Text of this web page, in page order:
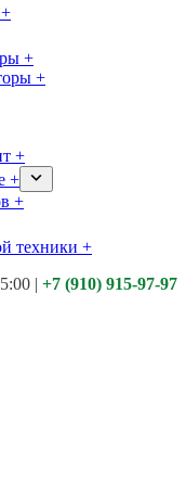
+
+
+
+
+
техники +
| +7 (910) 915-97-97